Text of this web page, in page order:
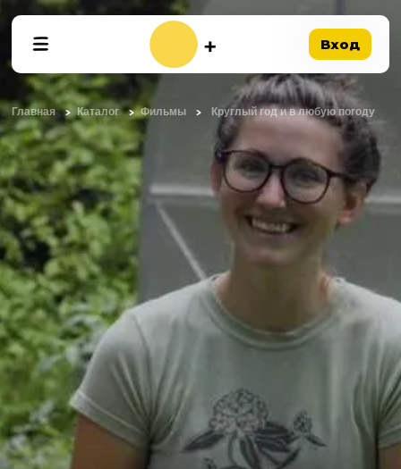
Вход
Главная Каталог Фильмы Круглый год и в любую погоду